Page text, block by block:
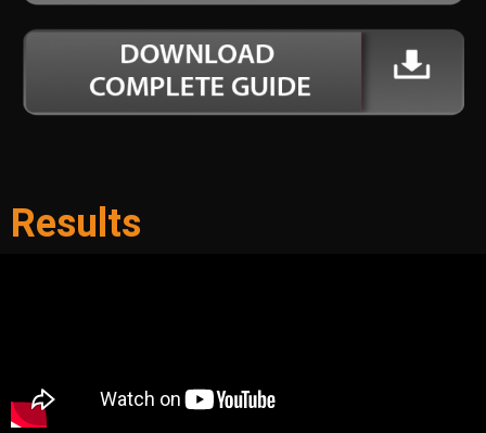
Results